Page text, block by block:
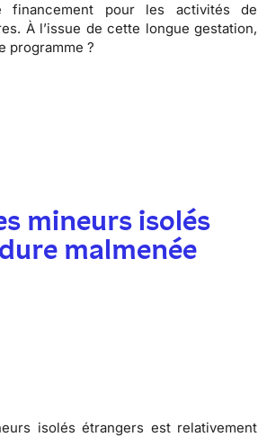
pour les activités de
À l’issue de cette longue gestation,
programme ?
mineurs isolés
malmenée
isolés étrangers est relativement